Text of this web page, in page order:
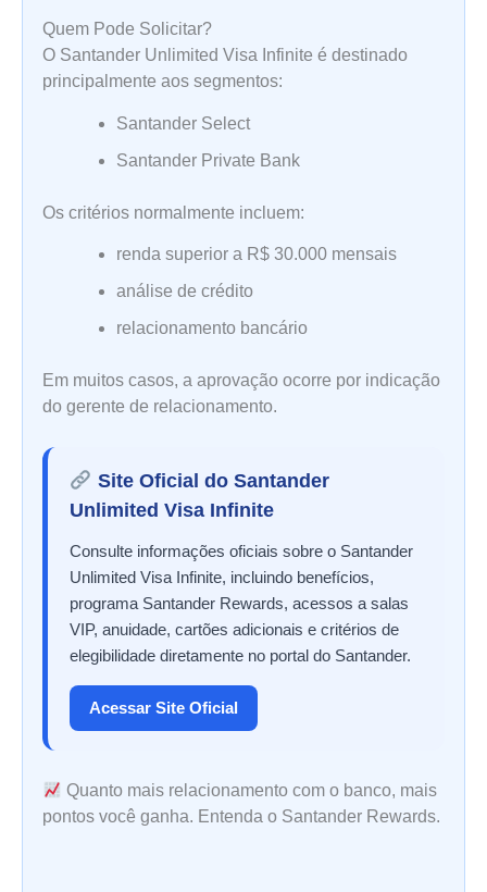
Quem Pode Solicitar?
O Santander Unlimited Visa Infinite é destinado
principalmente aos segmentos:
Santander Select
Santander Private Bank
Os critérios normalmente incluem:
renda superior a R$ 30.000 mensais
análise de crédito
relacionamento bancário
Em muitos casos, a aprovação ocorre por indicação
do gerente de relacionamento.
Site Oficial do Santander
Unlimited Visa Infinite
Consulte informações oficiais sobre o Santander
Unlimited Visa Infinite, incluindo benefícios,
programa Santander Rewards, acessos a salas
VIP, anuidade, cartões adicionais e critérios de
elegibilidade diretamente no portal do Santander.
Acessar Site Oficial
Quanto mais relacionamento com o banco, mais
pontos você ganha. Entenda o Santander Rewards.